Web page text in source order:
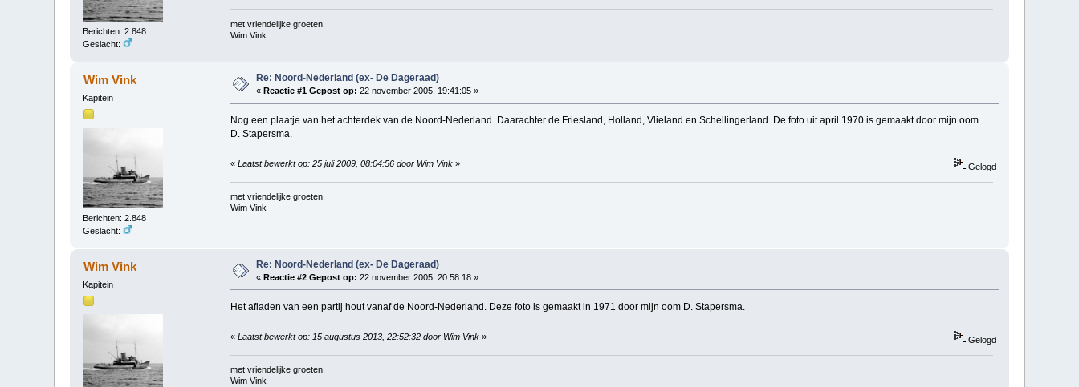
Berichten: 2.848
Geslacht:
met vriendelijke groeten,
Wim Vink
Wim Vink
Kapitein
Berichten: 2.848
Geslacht:
Re: Noord-Nederland (ex- De Dageraad)
«Reactie #1 Gepost op: 22 november 2005, 19:41:05 »
Nog een plaatje van het achterdek van de Noord-Nederland. Daarachter de Friesland, Holland, Vlieland en Schellingerland. De foto uit april 1970 is gemaakt door mijn oom
D. Stapersma.
« Laatst bewerkt op: 25 juli 2009, 08:04:56 door Wim Vink» Gelogd
met vriendelijke groeten,
Wim Vink
Wim Vink
Kapitein
Re: Noord-Nederland (ex- De Dageraad)
«Reactie #2 Gepost op: 22 november 2005, 20:58:18 »
Het afladen van een partij hout vanaf de Noord-Nederland. Deze foto is gemaakt in 1971 door mijn oom D. Stapersma.
« Laatst bewerkt op: 15 augustus 2013, 22:52:32 door Wim Vink» Gelogd
met vriendelijke groeten,
Wim Vink